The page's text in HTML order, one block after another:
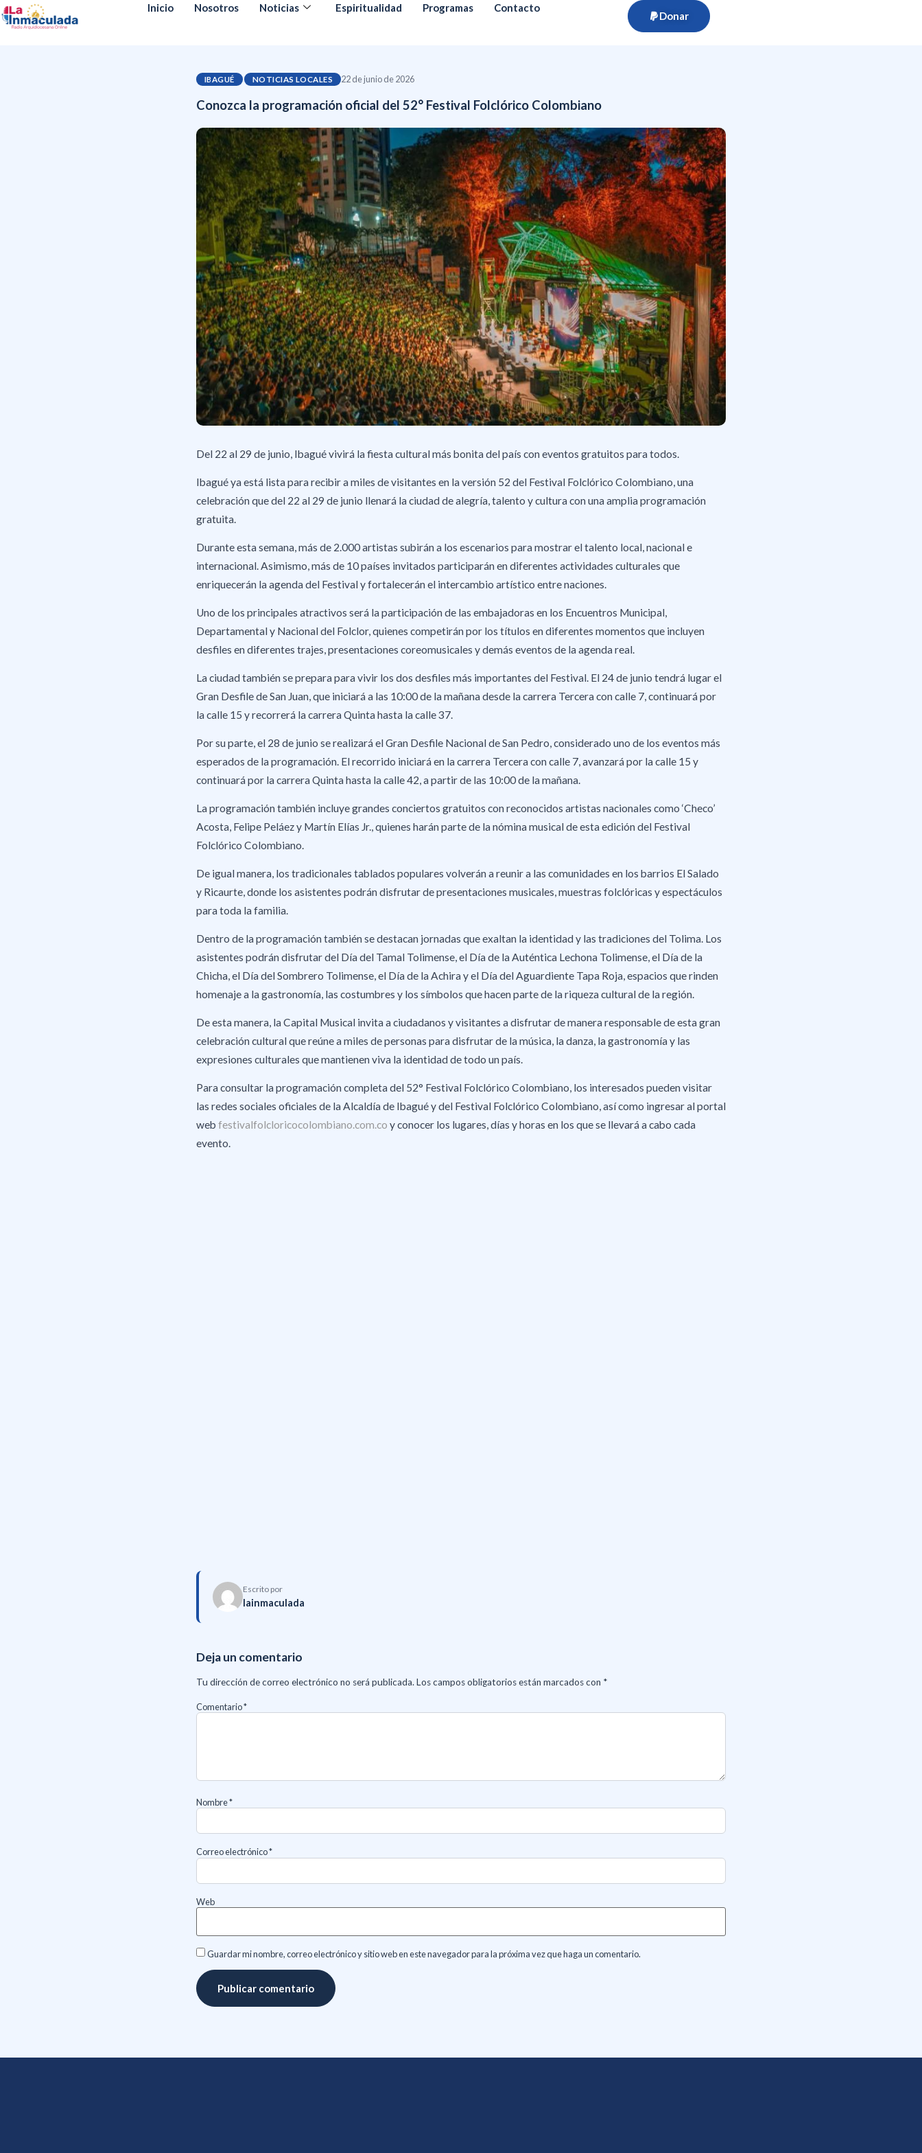
Inicio Nosotros Noticias Espiritualidad Programas Contacto
Donar
IBAGUÉ NOTICIAS LOCALES 22 de junio de 2026
Conozca la programación oficial del 52° Festival Folclórico Colombiano
Del 22 al 29 de junio, Ibagué vivirá la fiesta cultural más bonita del país con eventos gratuitos para todos.
Ibagué ya está lista para recibir a miles de visitantes en la versión 52 del Festival Folclórico Colombiano, una
celebración que del 22 al 29 de junio llenará la ciudad de alegría, talento y cultura con una amplia programación
gratuita.
Durante esta semana, más de 2.000 artistas subirán a los escenarios para mostrar el talento local, nacional e
internacional. Asimismo, más de 10 países invitados participarán en diferentes actividades culturales que
enriquecerán la agenda del Festival y fortalecerán el intercambio artístico entre naciones.
Uno de los principales atractivos será la participación de las embajadoras en los Encuentros Municipal,
Departamental y Nacional del Folclor, quienes competirán por los títulos en diferentes momentos que incluyen
desfiles en diferentes trajes, presentaciones coreomusicales y demás eventos de la agenda real.
La ciudad también se prepara para vivir los dos desfiles más importantes del Festival. El 24 de junio tendrá lugar el
Gran Desfile de San Juan, que iniciará a las 10:00 de la mañana desde la carrera Tercera con calle 7, continuará por
la calle 15 y recorrerá la carrera Quinta hasta la calle 37.
Por su parte, el 28 de junio se realizará el Gran Desfile Nacional de San Pedro, considerado uno de los eventos más
esperados de la programación. El recorrido iniciará en la carrera Tercera con calle 7, avanzará por la calle 15 y
continuará por la carrera Quinta hasta la calle 42, a partir de las 10:00 de la mañana.
La programación también incluye grandes conciertos gratuitos con reconocidos artistas nacionales como ‘Checo’
Acosta, Felipe Peláez y Martín Elías Jr., quienes harán parte de la nómina musical de esta edición del Festival
Folclórico Colombiano.
De igual manera, los tradicionales tablados populares volverán a reunir a las comunidades en los barrios El Salado
y Ricaurte, donde los asistentes podrán disfrutar de presentaciones musicales, muestras folclóricas y espectáculos
para toda la familia.
Dentro de la programación también se destacan jornadas que exaltan la identidad y las tradiciones del Tolima. Los
asistentes podrán disfrutar del Día del Tamal Tolimense, el Día de la Auténtica Lechona Tolimense, el Día de la
Chicha, el Día del Sombrero Tolimense, el Día de la Achira y el Día del Aguardiente Tapa Roja, espacios que rinden
homenaje a la gastronomía, las costumbres y los símbolos que hacen parte de la riqueza cultural de la región.
De esta manera, la Capital Musical invita a ciudadanos y visitantes a disfrutar de manera responsable de esta gran
celebración cultural que reúne a miles de personas para disfrutar de la música, la danza, la gastronomía y las
expresiones culturales que mantienen viva la identidad de todo un país.
Para consultar la programación completa del 52° Festival Folclórico Colombiano, los interesados pueden visitar
las redes sociales oficiales de la Alcaldía de Ibagué y del Festival Folclórico Colombiano, así como ingresar al portal
web festivalfolcloricocolombiano.com.co y conocer los lugares, días y horas en los que se llevará a cabo cada
evento.
Escrito por
lainmaculada
Deja un comentario
Tu dirección de correo electrónico no será publicada. Los campos obligatorios están marcados con *
Comentario*
Nombre*
Correo electrónico*
Web
Guardar mi nombre, correo electrónico y sitio web en este navegador para la próxima vez que haga un comentario.